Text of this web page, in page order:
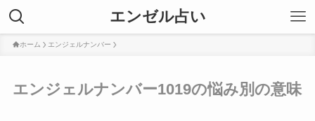
エンゼル占い
ホーム エンジェルナンバー
エンジェルナンバー1019の悩み別の意味